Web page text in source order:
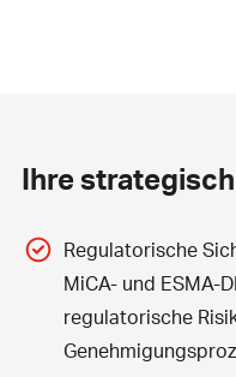
Ihre
Regulatorische
MiCA- und ESMA-
regulatorische